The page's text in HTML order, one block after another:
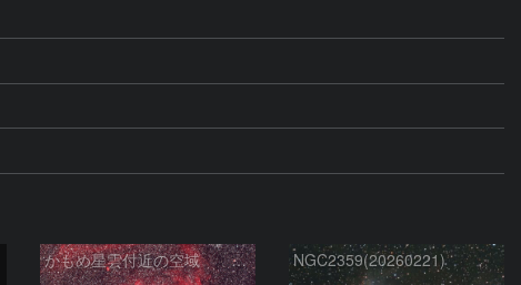
かもめ星雲付近の空域 251219 NGC2359(20260221)